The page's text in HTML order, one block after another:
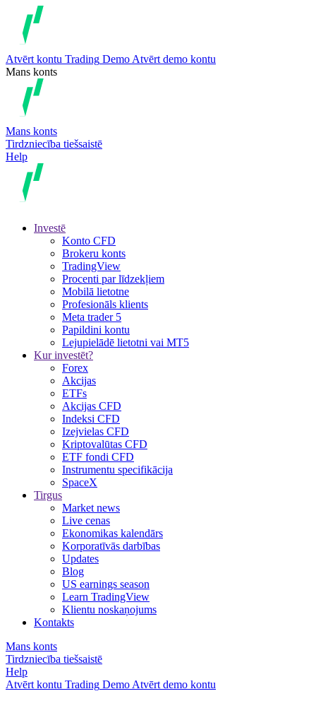
Atvērt kontu Trading Demo Atvērt demo kontu
Mans konts
Mans konts
Tirdzniecība tiešsaistē
Help
Investē
Konto CFD
Brokeru konts
TradingView
Procenti par līdzekļiem
Mobilā lietotne
Profesionāls klients
Meta trader 5
Papildini kontu
Lejupielādē lietotni vai MT5
Kur investēt?
Forex
Akcijas
ETFs
Akcijas CFD
Indeksi CFD
Izejvielas CFD
Kriptovalūtas CFD
ETF fondi CFD
Instrumentu specifikācija
SpaceX
Tirgus
Market news
Live cenas
Ekonomikas kalendārs
Korporatīvās darbības
Updates
Blog
US earnings season
Learn TradingView
Klientu noskaņojums
Kontakts
Mans konts
Tirdzniecība tiešsaistē
Help
Atvērt kontu Trading Demo Atvērt demo kontu